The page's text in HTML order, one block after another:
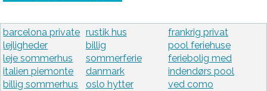
barcelona private
lejligheder
leje sommerhus
italien piemonte
billig sommerhus
rustik hus
billig
sommerferie
danmark
oslo hytter
frankrig privat
pool feriehuse
feriebolig med
indendørs pool
ved como